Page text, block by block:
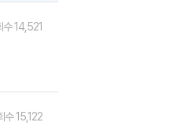
수 14,521
수 15,122